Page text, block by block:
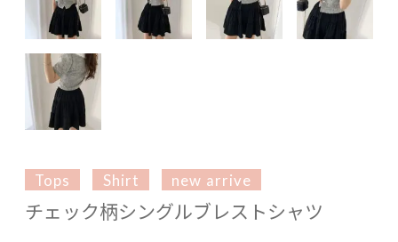
Tops Shirt new arrive
チェック柄シングルブレストシャツ